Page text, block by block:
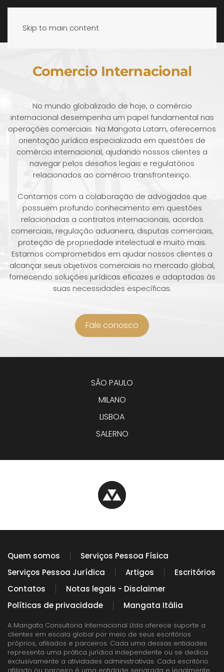
Skip to main content
Comercio Internacional
No mundo globalizado de hoje, o comércio
internacional desempenha um papel fundamental nas
operações comerciais. Na Mangata Latam, oferecemos
orientação jurídica especializada em questões de
comércio internacional, ajudando nossos clientes a
navegar pelos desafios legais e regulatórios
relacionados ao comércio transfronteiriço.
Contamos com a colaboração de advogados que
possuem profundo conhecimento em questões
relacionadas a contratos internacionais, acordos
comerciais, regulação aduaneira, disputas comerciais,
proteção de propriedade intelectual e muito mais.
Estamos comprometidos em ajudar nossos clientes a
alcançar seus objetivos comerciais no mercado global,
fornecendo soluções jurídicas eficazes e adaptadas às
suas necessidades específicas.
Fale conosco
SÃO PAULO
MILANO
LISBOA
SALERNO
Quem somos
Serviços Pessoa Física
Serviços Pessoa Jurídica
Artigos
Escritórios
Contatos
Notas legais - Disclaimer
Políticas de privacidade
Mangata Itália
A Mangata Consultoria Internacional Ltda oferece suporte a
clientes em escala global por meio de seus escritórios
próprios, afiliados e parceiros. Cada uma dessas entidades
representa uma prática jurídica independente ou se dedica
exclusivamente a atividades administrativas. Cada escritório